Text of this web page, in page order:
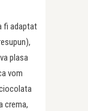
fi adaptat
plasa
vom
crema,